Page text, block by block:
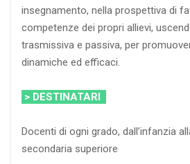
insegnamento, nella prospettiva di
competenze dei propri allievi,
trasmissiva e passiva, per
dinamiche ed efficaci.
> DESTINATARI
Docenti di ogni grado, dall’infanzia
secondaria superiore